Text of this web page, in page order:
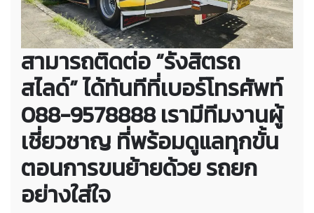
สามารถติดต่อ “รังสิตรถ
สไลด์” ได้ทันทีที่เบอร์โทรศัพท์
088-9578888 เรามีทีมงานผู้
เชี่ยวชาญ ที่พร้อมดูแลทุกขั้น
ตอนการขนย้ายด้วย รถยก
อย่างใส่ใจ